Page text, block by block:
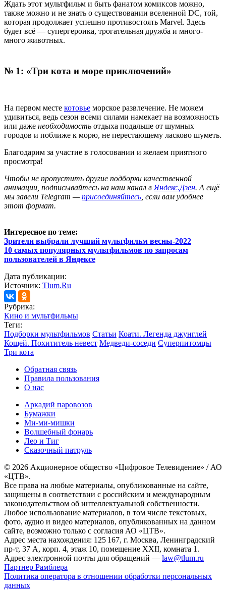
Ждать этот мультфильм и быть фанатом комиксов можно,
также можно и не знать о существовании вселенной DC, той,
которая продолжает успешно противостоять Marvel. Здесь
будет всё — супергероика, трогательная дружба и много-
много животных.
№ 1: «Три кота и море приключений»
На первом месте котовье морское развлечение. Не можем
удивиться, ведь сезон всеми силами намекает на возможность
или даже необходимость отдыха подальше от шумных
городов и поближе к морю, не перестающему ласково шуметь.
Благодарим за участие в голосовании и желаем приятного
просмотра!
Чтобы не пропустить другие подборки качественной
анимации, подписывайтесь на наш канал в Яндекс.Дзен. А ещё
мы завели Telegram — присоединяйтесь , если вам удобнее
этот формат.
Интересное по теме:
Зрители выбрали лучший мультфильм весны-2022
10 самых популярных мультфильмов по запросам
пользователей в Яндексе
Дата публикации:
Источник: Tlum.Ru
Рубрика:
Кино и мультфильмы
Теги:
Подборки мультфильмов Статьи Коати. Легенда джунглей
Кощей. Похититель невест Медведи-соседи Суперпитомцы
Три кота
Обратная связь
Правила пользования
О нас
Аркадий паровозов
Бумажки
Ми-ми-мишки
Волшебный фонарь
Лео и Тиг
Сказочный патруль
© 2026 Акционерное общество «Цифровое Телевидение» / АО
«ЦТВ».
Все права на любые материалы, опубликованные на сайте,
защищены в соответствии с российским и международным
законодательством об интеллектуальной собственности.
Любое использование материалов, в том числе текстовых,
фото, аудио и видео материалов, опубликованных на данном
сайте, возможно только с согласия АО «ЦТВ».
Адрес места нахождения: 125 167, г. Москва, Ленинградский
пр-т, 37 А, корп. 4, этаж 10, помещение XXII, комната 1.
Адрес электронной почты для обращений — law@tlum.ru
Партнер Рамблера
Политика оператора в отношении обработки персональных
данных